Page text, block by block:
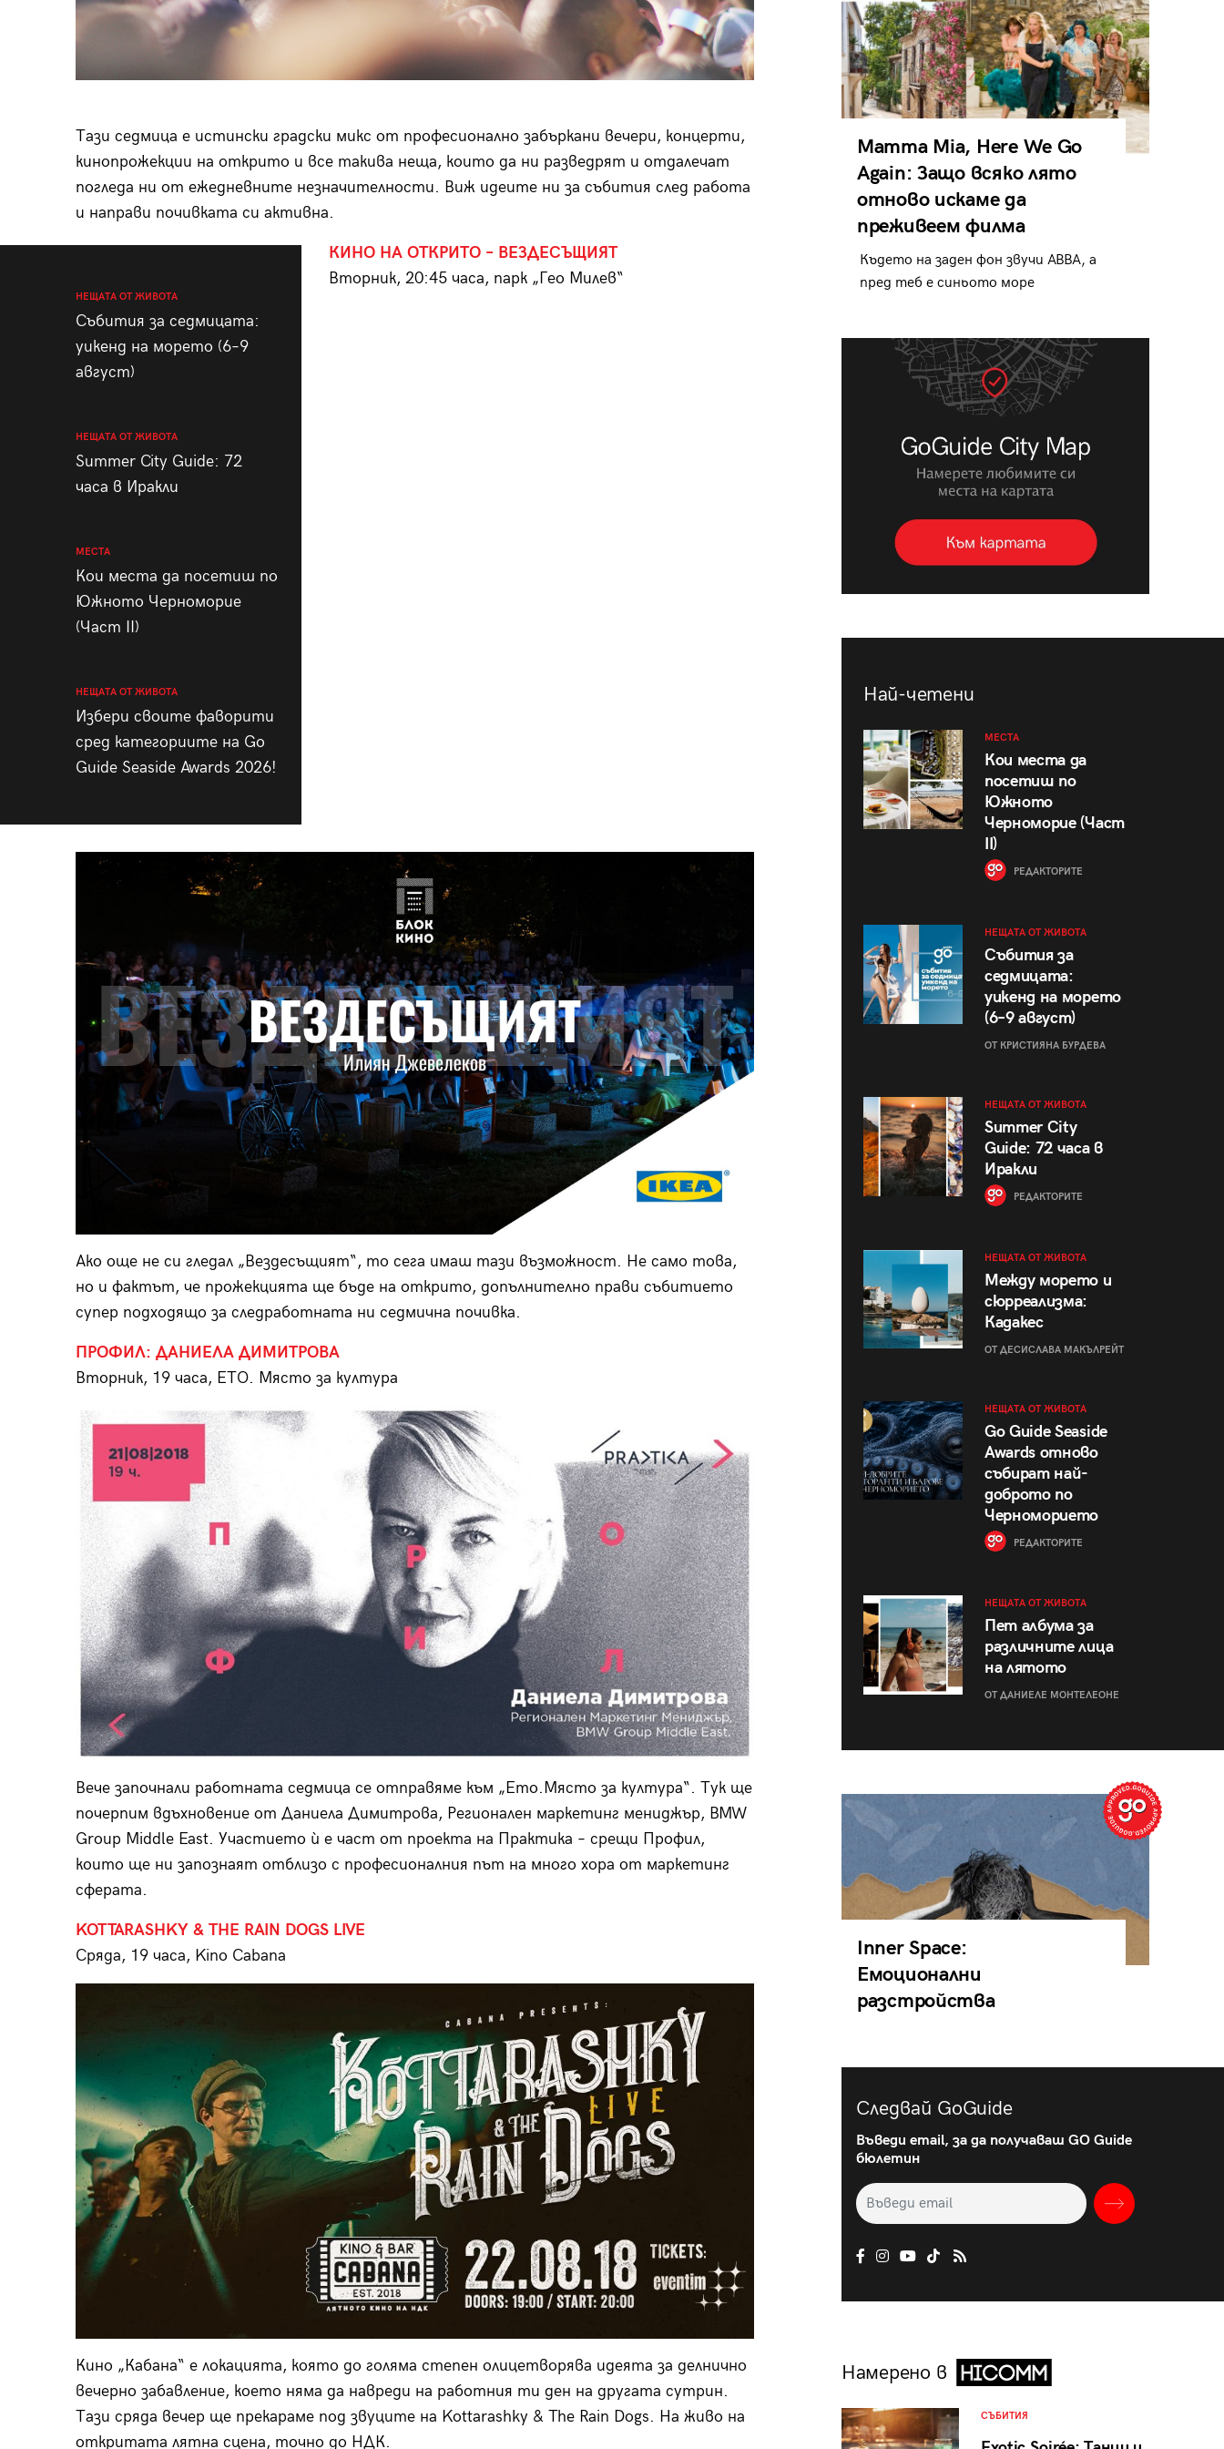
Тази седмица е истински градски микс от професионално забъркани вечери, концерти,
кинопрожекции на открито и все такива неща, които да ни разведрят и отдалечат
погледа ни от ежедневните незначителности. Виж идеите ни за събития след работа
и направи почивката си активна.
НЕЩАТА ОТ ЖИВОТА
Събития за седмицата:
уикенд на морето (6–9
август)
НЕЩАТА ОТ ЖИВОТА
Summer City Guide: 72
часа в Иракли
МЕСТА
Кои места да посетиш по
Южното Черноморие
(Част II)
НЕЩАТА ОТ ЖИВОТА
Избери своите фаворити
сред категориите на Go
Guide Seaside Awards 2026!
КИНО НА ОТКРИТО – ВЕЗДЕСЪЩИЯТ
Вторник, 20:45 часа, парк „Гео Милев“
Ако още не си гледал „Вездесъщият“, то сега имаш тази възможност. Не само това,
но и фактът, че прожекцията ще бъде на открито, допълнително прави събитието
супер подходящо за следработната ни седмична почивка.
ПРОФИЛ: ДАНИЕЛА ДИМИТРОВА
Вторник, 19 часа, ЕТО. Място за култура
Вече започнали работната седмица се отправяме към „Ето.Място за култура“. Тук ще
почерпим вдъхновение от Даниела Димитрова, Регионален маркетинг мениджър, BMW
Group Middle East. Участието ѝ е част от проекта на Практика – срещи Профил,
които ще ни запознаят отблизо с професионалния път на много хора от маркетинг
сферата.
KOTTARASHKY & THE RAIN DOGS LIVE
Сряда, 19 часа, Kino Cabana
Кино „Кабана“ е локацията, която до голяма степен олицетворява идеята за делнично
вечерно забавление, което няма да навреди на работния ти ден на другата сутрин.
Тази сряда вечер ще прекараме под звуците на Kottarashky & The Rain Dogs. На живо на
откритата лятна сцена, точно до НДК.
Mamma Mia, Here We Go
Again: Защо всяко лято
отново искаме да
преживеем филма
Където на заден фон звучи ABBA, а
пред теб е синьото море
Най-четени
МЕСТА
Кои места да
посетиш по
Южното
Черноморие (Част
II)
РЕДАКТОРИТЕ
НЕЩАТА ОТ ЖИВОТА
Събития за
седмицата:
уикенд на морето
(6–9 август)
ОТ КРИСТИЯНА БУРДЕВА
НЕЩАТА ОТ ЖИВОТА
Summer City
Guide: 72 часа в
Иракли
РЕДАКТОРИТЕ
НЕЩАТА ОТ ЖИВОТА
Между морето и
сюрреализма:
Кадакес
ОТ ДЕСИСЛАВА МАКЪЛРЕЙТ
НЕЩАТА ОТ ЖИВОТА
Go Guide Seaside
Awards отново
събират най-
доброто по
Черноморието
РЕДАКТОРИТЕ
НЕЩАТА ОТ ЖИВОТА
Пет албума за
различните лица
на лятото
ОТ ДАНИЕЛЕ МОНТЕЛЕОНЕ
Inner Space:
Емоционални
разстройства
Следвай GoGuide
Въведи email, за да получаваш GO Guide
бюлетин
Намерено в
СЪБИТИЯ